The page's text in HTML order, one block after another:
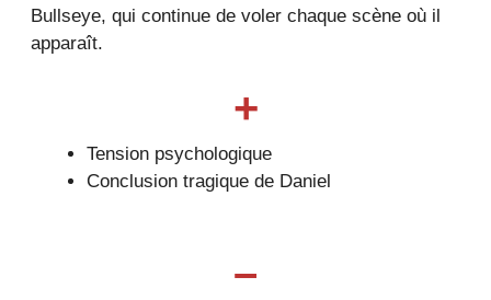
Bullseye, qui continue de voler chaque scène où il
apparaît.
+
Tension psychologique
Conclusion tragique de Daniel
–